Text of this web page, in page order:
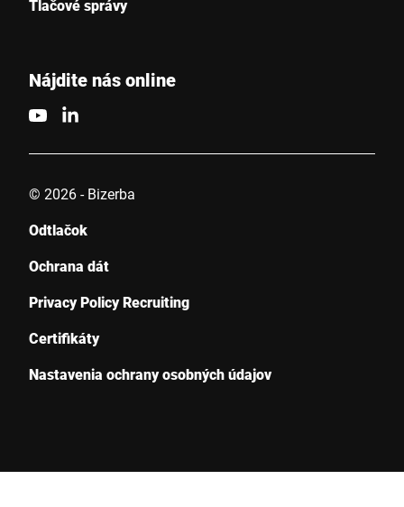
Tlačové správy
Nájdite nás online
© 2026 - Bizerba
Odtlačok
Ochrana dát
Privacy Policy Recruiting
Certifikáty
Nastavenia ochrany osobných údajov